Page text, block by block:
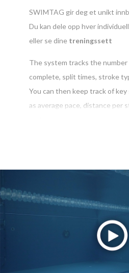
SWIMTAG gir deg et unikt
Du kan dele opp hver
eller se dine treningssett
The system tracks the
complete, split times, stroke
You can then keep track of
as average pace, distance per
svømmeøkt registrert vil vi
og
konkurranserogutfordringer
Du vil også motta varsler fra
holde deg oppdatert på siste